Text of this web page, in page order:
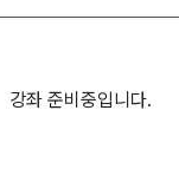
강좌 준비중입니다.